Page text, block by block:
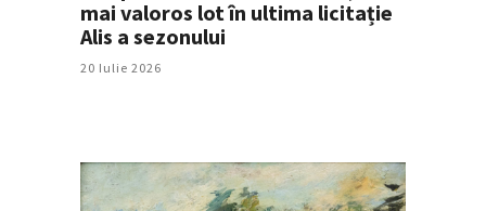
mai valoros lot în ultima licitație
Alis a sezonului
20 Iulie 2026